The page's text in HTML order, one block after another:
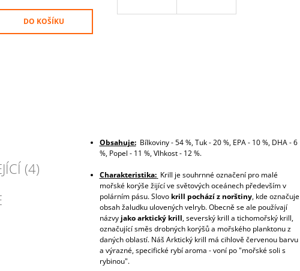
DO KOŠÍKU
(4)
Obsahuje: Bílkoviny - 54 %, Tuk - 20 %, EPA - 10 %, DHA - 6
%, Popel - 11 %, Vlhkost - 12 %.
Charakteristika: Krill je souhrnné označení pro malé
mořské korýše žijící ve světových oceánech především v
polárním pásu. Slovo krill pochází z norštiny, kde označuje
obsah žaludku ulovených velryb. Obecně se ale používají
názvy jako arktický krill, severský krill a tichomořský krill,
označující směs drobných korýšů a mořského planktonu z
daných oblastí. Náš Arktický krill má cihlově červenou barvu
a výrazné, specifické rybí aroma - voní po "mořské soli s
rybinou".